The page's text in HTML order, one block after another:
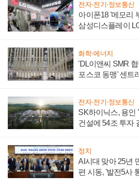
전자·전기·정보통신
아이폰18 '메모리
삼성디스플레이
화학·에너지
'DL이앤씨 SMR
포스코 동맹' 센트
전자·전기·정보통신
SK하이닉스, 용인
건설에 54조 투자
정치
AI시대 맞아 25년
편 시동, '발전5사